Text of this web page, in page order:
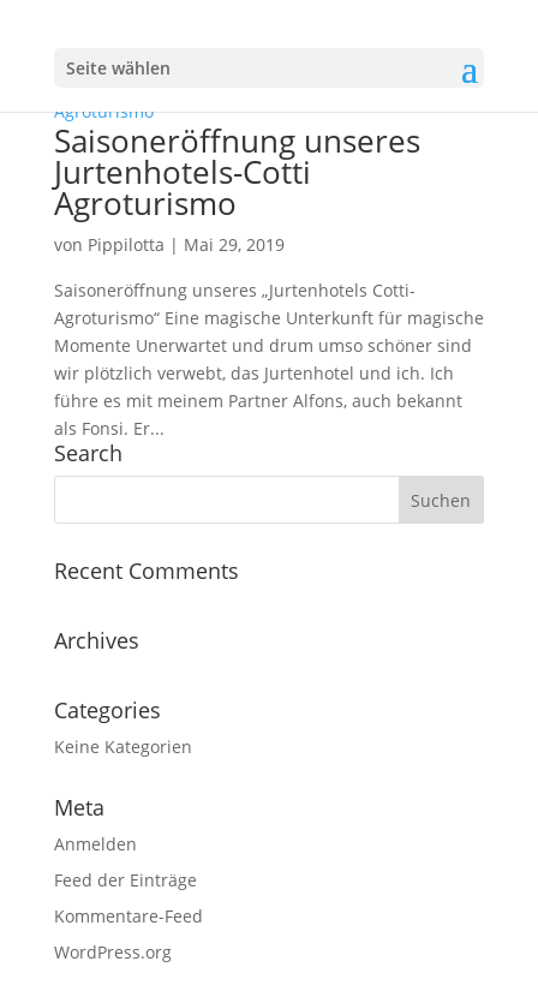
Seite wählen
Saisoneröffnung unseres
Jurtenhotels-Cotti
Agroturismo
von Pippilotta | Mai 29, 2019
Saisoneröffnung unseres „Jurtenhotels Cotti-
Agroturismo“ Eine magische Unterkunft für magische
Momente Unerwartet und drum umso schöner sind
wir plötzlich verwebt, das Jurtenhotel und ich. Ich
führe es mit meinem Partner Alfons, auch bekannt
als Fonsi. Er...
Search
Recent Comments
Archives
Categories
Keine Kategorien
Meta
Anmelden
Feed der Einträge
Kommentare-Feed
WordPress.org